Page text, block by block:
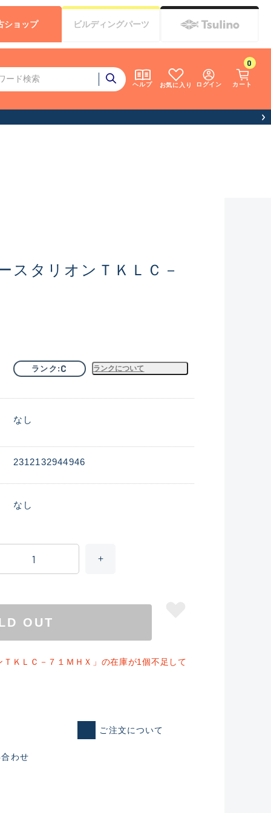
ヘルプ お気に入り ログイン カート
0
ショップ ビルディングパーツ
れた未使用
ものも含む
スタリオンＴＫＬＣ－
ランク C ランクについて
なし
2312132944946
なし
OUT
ＴＫＬＣ－７１ＭＨＸ」の在庫が1個不足して
ご注文について
わせ